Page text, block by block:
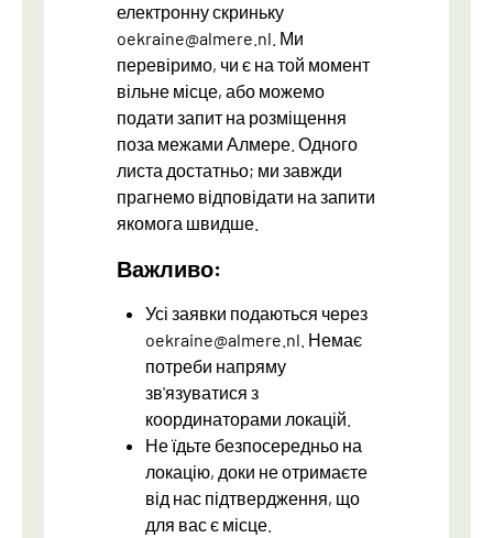
електронну скриньку
oekraine@almere.nl. Ми
перевіримо, чи є на той момент
вільне місце, або можемо
подати запит на розміщення
поза межами Алмере. Одного
листа достатньо; ми завжди
прагнемо відповідати на запити
якомога швидше.
Важливо:
Усі заявки подаються через
oekraine@almere.nl. Немає
потреби напряму
зв'язуватися з
координаторами локацій.
Не їдьте безпосередньо на
локацію, доки не отримаєте
від нас підтвердження, що
для вас є місце.